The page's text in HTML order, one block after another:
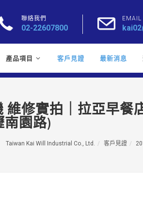
聯絡我們
02-22607800
EMAIL
產品項目 客戶見證 最新消息
維修實拍｜拉亞早餐
南園路)
Taiwan Kai Will Industrial Co., Ltd. 客戶見證